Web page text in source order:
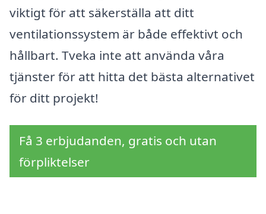
viktigt för att säkerställa att ditt
ventilationssystem är både effektivt och
hållbart. Tveka inte att använda våra
tjänster för att hitta det bästa alternativet
för ditt projekt!
Få 3 erbjudanden, gratis och utan
förpliktelser